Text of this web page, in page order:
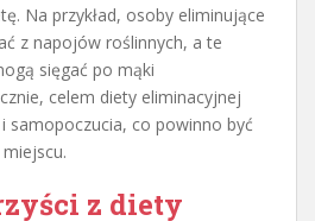
Na przykład, osoby eliminujące
z napojów roślinnych, a te
sięgać po mąki
celem diety eliminacyjnej
samopoczucia, co powinno być
z diety